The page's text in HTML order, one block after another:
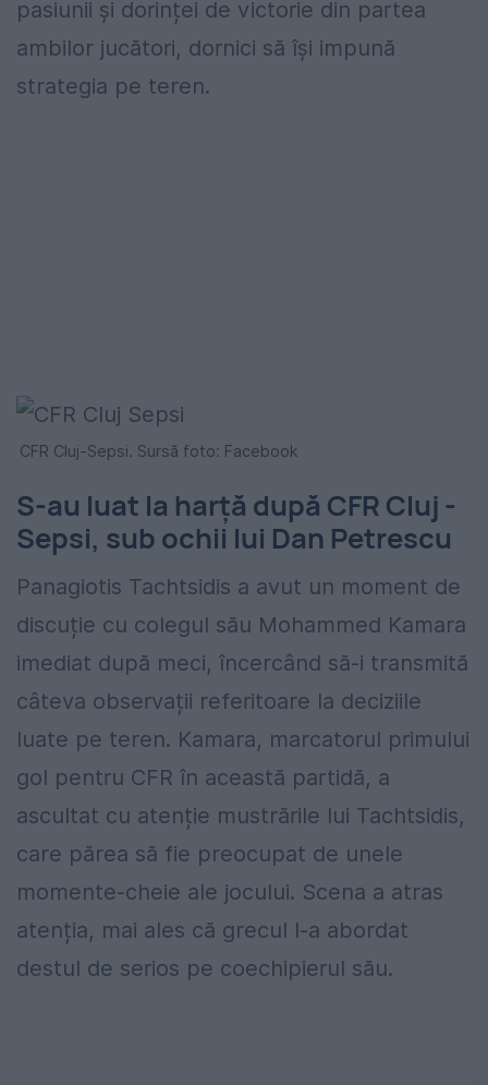
pasiunii și dorinței de victorie din partea
ambilor jucători, dornici să își impună
strategia pe teren.
CFR Cluj-Sepsi. Sursă foto: Facebook
S-au luat la harță după CFR Cluj -
Sepsi, sub ochii lui Dan Petrescu
Panagiotis Tachtsidis a avut un moment de
discuție cu colegul său Mohammed Kamara
imediat după meci, încercând să-i transmită
câteva observații referitoare la deciziile
luate pe teren. Kamara, marcatorul primului
gol pentru CFR în această partidă, a
ascultat cu atenție mustrările lui Tachtsidis,
care părea să fie preocupat de unele
momente-cheie ale jocului. Scena a atras
atenția, mai ales că grecul l-a abordat
destul de serios pe coechipierul său.